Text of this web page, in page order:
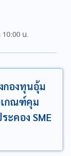
10:00 น.
กองทุนอุ้ม
กณฑ์คุม
ะคอง SME